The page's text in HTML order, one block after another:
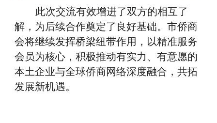
此次交流有效增进了双方的相互了
解，为后续合作奠定了良好基础。市侨商
会将继续发挥桥梁纽带作用，以精准服务
会员为核心，积极推动有实力、有意愿的
本土企业与全球侨商网络深度融合，共拓
发展新机遇。